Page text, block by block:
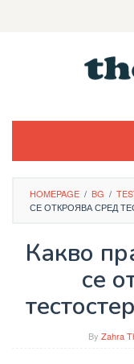
HOMEPAGE / BG /
СЕ ОТКРОЯВА СРЕД
Какво
се
By Zahra